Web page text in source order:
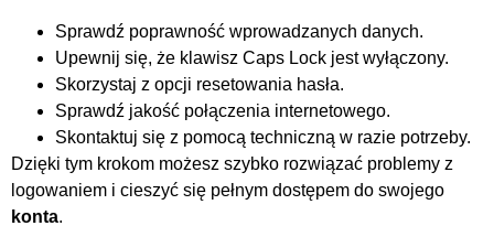
Sprawdź poprawność wprowadzanych danych.
Upewnij się, że klawisz Caps Lock jest wyłączony.
Skorzystaj z opcji resetowania hasła.
Sprawdź jakość połączenia internetowego.
Skontaktuj się z pomocą techniczną w razie potrzeby.
Dzięki tym krokom możesz szybko rozwiązać problemy z
logowaniem i cieszyć się pełnym dostępem do swojego
konta.